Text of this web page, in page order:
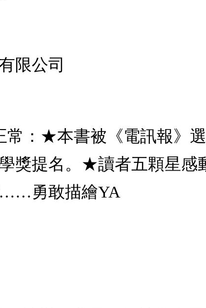
限公司
常：★本書被《電訊報》
獎提名。★讀者五顆星感
勇敢描繪YA